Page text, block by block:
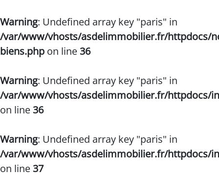
Warning: Undefined array key "paris" in
/var/www/vhosts/asdelimmobilier.fr/httpdocs/
biens.php on line 36
Warning: Undefined array key "paris" in
/var/www/vhosts/asdelimmobilier.fr/httpdocs/
on line 36
Warning: Undefined array key "paris" in
/var/www/vhosts/asdelimmobilier.fr/httpdocs/
on line 37